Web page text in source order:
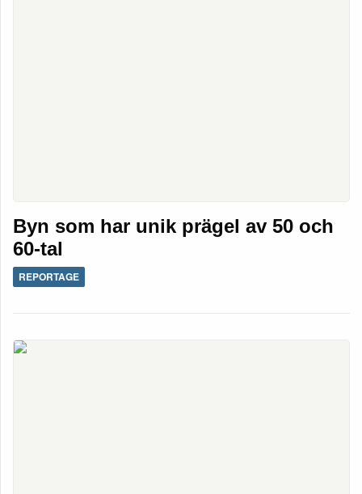
Byn som har unik prägel av 50 och
60-tal
REPORTAGE